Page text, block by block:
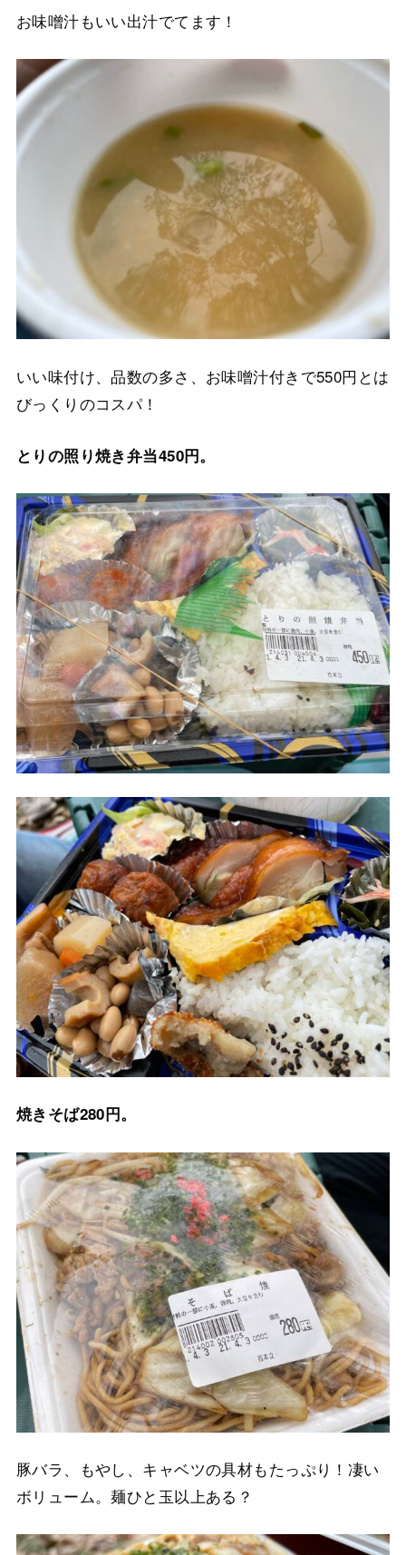
お味噌汁もいい出汁でてます！
いい味付け、品数の多さ、お味噌汁付きで550円とは
びっくりのコスパ！
とりの照り焼き弁当450円。
焼きそば280円。
豚バラ、もやし、キャベツの具材もたっぷり！凄い
ボリューム。麺ひと玉以上ある？